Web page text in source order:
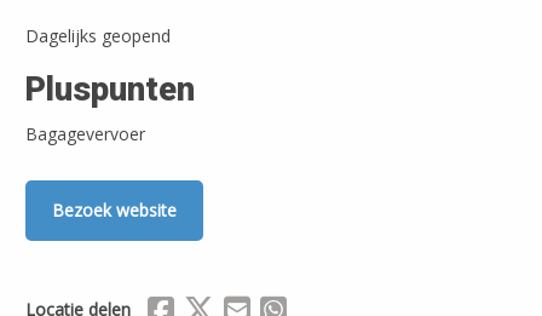
Dagelijks geopend
Pluspunten
Bagagevervoer
Bezoek website
Locatie delen Delen via Facebook
Delen via X (Twitter)
Delen via Mail